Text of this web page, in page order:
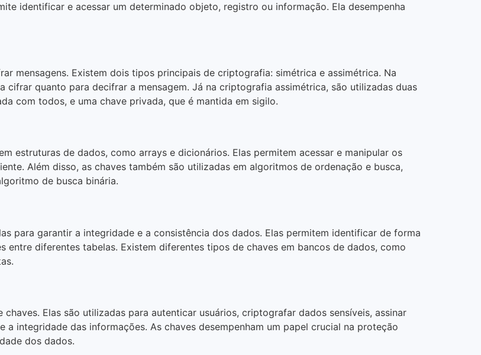
identificar e acessar um determinado objeto, registro ou informação. Ela desempenha
mensagens. Existem dois tipos principais de criptografia: simétrica e assimétrica. Na
cifrar quanto para decifrar a mensagem. Já na criptografia assimétrica, são utilizadas duas
com todos, e uma chave privada, que é mantida em sigilo.
estruturas de dados, como arrays e dicionários. Elas permitem acessar e manipular os
Além disso, as chaves também são utilizadas em algoritmos de ordenação e busca,
de busca binária.
para garantir a integridade e a consistência dos dados. Elas permitem identificar de forma
entre diferentes tabelas. Existem diferentes tipos de chaves em bancos de dados, como
Elas são utilizadas para autenticar usuários, criptografar dados sensíveis, assinar
integridade das informações. As chaves desempenham um papel crucial na proteção
dos dados.